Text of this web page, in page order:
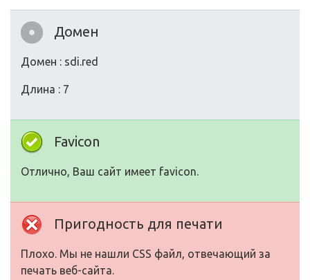
Домен
Домен : sdi.red
Длина : 7
Favicon
Отлично, Ваш сайт имеет favicon.
Пригодность для печати
Плохо. Мы не нашли CSS файл, отвечающий за
печать веб-сайта.